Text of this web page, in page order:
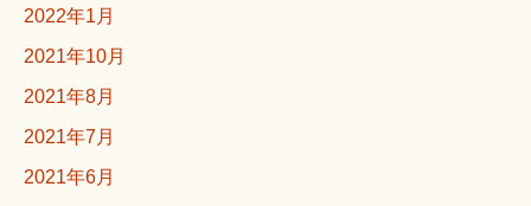
2022年1月
2021年10月
2021年8月
2021年7月
2021年6月